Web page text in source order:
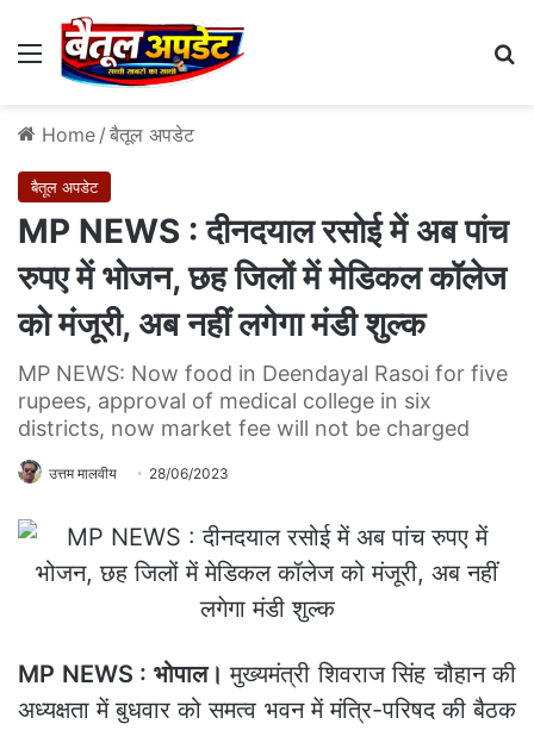
Menu
Home / बैतूल अपडेट
बैतूल अपडेट
MP NEWS : दीनदयाल रसोई में अब पांच
रुपए में भोजन, छह जिलों में मेडिकल कॉलेज
को मंजूरी, अब नहीं लगेगा मंडी शुल्क
MP NEWS: Now food in Deendayal Rasoi for five
rupees, approval of medical college in six
districts, now market fee will not be charged
उत्तम मालवीय 28/06/2023
MP NEWS : भोपाल। मुख्यमंत्री शिवराज सिंह चौहान की
अध्यक्षता में बुधवार को समत्व भवन में मंत्रि-परिषद की बैठक